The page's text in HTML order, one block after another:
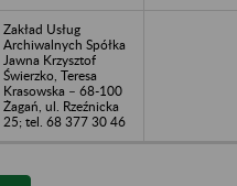
Zakład Usług
Archiwalnych Spółka
Jawna Krzysztof
Świerzko, Teresa
Krasowska – 68-100
Żagań, ul. Rzeźnicka
25; tel. 68 377 30 46